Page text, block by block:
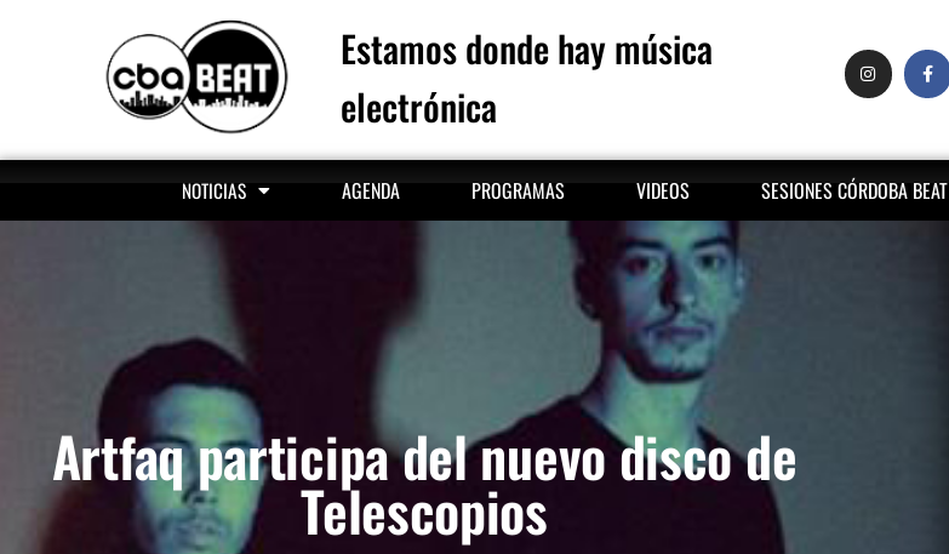
Estamos donde hay música
electrónica
NOTICIAS AGENDA PROGRAMAS VIDEOS SESIONES CÓRDOBA BEAT
Artfaq participa del nuevo disco de
Telescopios